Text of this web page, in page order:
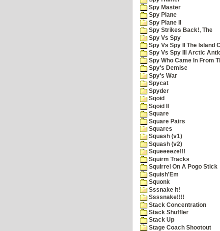
Spy Master
Spy Plane
Spy Plane II
Spy Strikes Back!, The
Spy Vs Spy
Spy Vs Spy II The Island
Spy Vs Spy III Arctic
Spy Who Came In From
Spy's Demise
Spy's War
Spycat
Spyder
Sqoid
Sqoid II
Square
Square Pairs
Squares
Squash (v1)
Squash (v2)
Squeeeeze!!!
Squirm Tracks
Squirrel On A Pogo Stick
Squish'Em
Squonk
Sssnake It!
Ssssnake!!!!
Stack Concentration
Stack Shuffler
Stack Up
Stage Coach Shootout